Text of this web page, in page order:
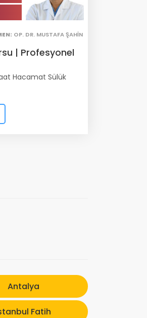
OP. DR. MUSTAFA ŞAHIN
| Profesyonel
Hacamat Sülük
Antalya
Fatih